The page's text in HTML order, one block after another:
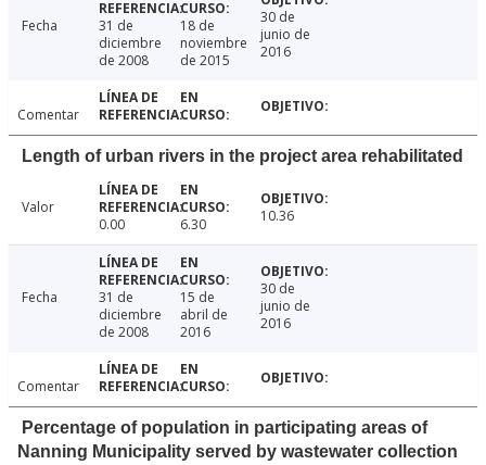
Fecha
31 de
diciembre
de 2008
18 de
noviembre
de 2015
30 de
junio de
2016
Comentar
Length of urban rivers in the project area rehabilitated
Valor
0.00
6.30 10.36
Fecha
31 de
diciembre
de 2008
15 de
abril de
2016
30 de
junio de
2016
Comentar
Percentage of population in participating areas of
Nanning Municipality served by wastewater collection